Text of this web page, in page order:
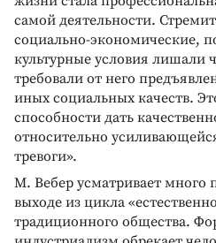
самой деятельности.
социально-экономические,
культурные условия лишали
требовали от него
иных социальных качеств.
способности дать
относительно
тревоги».
М. Вебер усматривает много
выходе из цикла
традиционного общества.